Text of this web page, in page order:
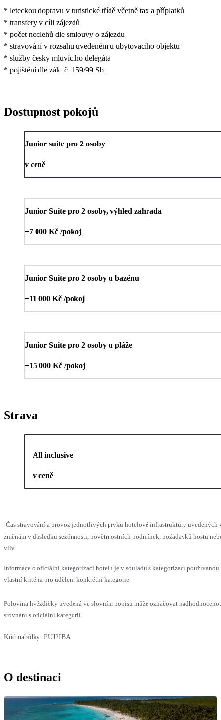
* leteckou dopravu v turistické třídě včetně tax a příplatků
* transfery v cíli zájezdů
* počet noclehů dle smlouvy o zájezdu
* stravování v rozsahu uvedeném u ubytovacího objektu
* služby česky mluvícího delegáta
* pojištění dle zák. č. 159/99 Sb.
Dostupnost pokojů
Junior suite pro 2 osoby
v ceně
Junior Suite pro 2 osoby, výhled zahrada
+7 000 Kč /pokoj
Junior Suite pro 2 osoby u bazénu
+11 000 Kč /pokoj
Junior Suite pro 2 osoby u pláže
+15 000 Kč /pokoj
Strava
All inclusive
v ceně
Čas stravování a provoz jednotlivých prvků hotelové infrastruktury uvedených
změnám v důsledku sezónnosti, povětrnostních podmínek, požadavků hostů
vliv.
Informace o oficiální kategorizaci hotelu je v souladu s kategorizací používanou
vlastní kritéria pro udělení konkrétní kategorie.
Polovina hvězdičky uvedená ve slovním popisu může označovat
srovnání s oficiální kategorií.
Kód nabídky: PUJ2IBA
O destinaci